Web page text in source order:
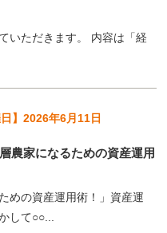
いただきます。 内容は「経
日】2026年6月11日
家になるための資産運用
めの資産運用術！」資産運
して○○...